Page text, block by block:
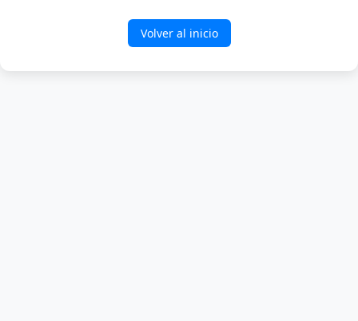
Volver al inicio